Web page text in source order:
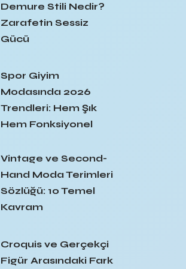
Demure Stili Nedir?
Zarafetin Sessiz
Gücü
Spor Giyim
Modasında 2026
Trendleri: Hem Şık
Hem Fonksiyonel
Vintage ve Second-
Hand Moda Terimleri
Sözlüğü: 10 Temel
Kavram
Croquis ve Gerçekçi
Figür Arasındaki Fark